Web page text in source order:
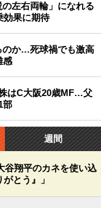
左右両輪」になれる
効果に期待
のか…死球禍でも激高
感
はC大阪20歳MF…父
部
週間
翔平のカネを使い込
とう』」